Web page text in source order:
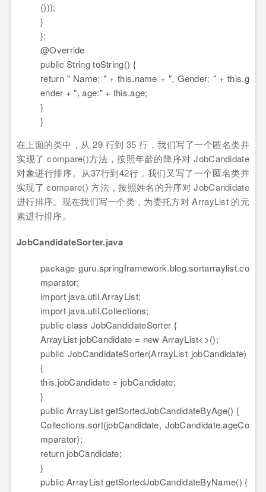
()));
}
};
@Override
public String toString() {
return " Name: "+this.name + ", Gender: "+this.g
ender +", age:"+ this.age;
}
}
在上面的类中，从 29 行到 35 行，我们写了一个匿名类并
实现了 compare()方法，按照年龄的降序对 JobCandidate
对象进行排序。从37行到42行，我们又写了一个匿名类并
实现了 compare() 方法，按照姓名的升序对 JobCandidate
进行排序。现在我们写一个类，为委托方对 ArrayList 的元
素进行排序。
JobCandidateSorter.java
package guru.springframework.blog.sortarraylist.co
mparator;
importjava.util.ArrayList;
importjava.util.Collections;
public class JobCandidateSorter {
ArrayList jobCandidate = new ArrayList<>();
public JobCandidateSorter(ArrayList jobCandidate)
{
this.jobCandidate = jobCandidate;
}
public ArrayList getSortedJobCandidateByAge() {
Collections.sort(jobCandidate, JobCandidate.ageCo
mparator);
returnjobCandidate;
}
public ArrayList getSortedJobCandidateByName() {